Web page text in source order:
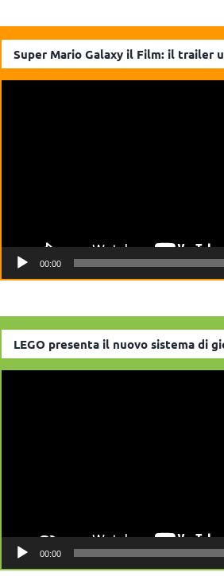
Super Mario Galaxy il Film: il trailer
00:00
LEGO presenta il nuovo sistema di
00:00